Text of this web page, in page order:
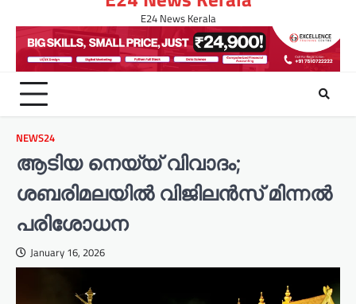
E24 News Kerala
NEWS24
ആടിയ നെയ്യ് വിവാദം;
ശബരിമലയില്‍ വിജിലന്‍സ് മിന്നല്‍
പരിശോധന
January 16, 2026